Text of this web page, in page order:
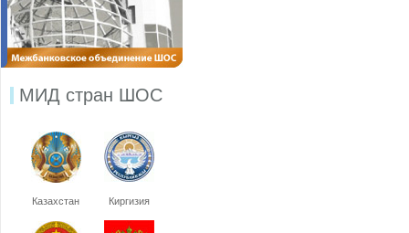
МИД стран ШОС
Казахстан Киргизия